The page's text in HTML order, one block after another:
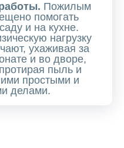
Пожилым
помогать
и на кухне.
нагрузку
ухаживая за
и во дворе,
пыль и
простыми и
делами.